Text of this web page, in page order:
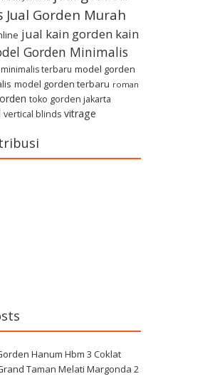
Jual Gorden Murah
jual kain gorden kain
Gorden Minimalis
terbaru model gorden
model gorden terbaru roman
toko gorden jakarta
vertical blinds vitrage
Hanum Hbm 3 Coklat
Taman Melati Margonda 2